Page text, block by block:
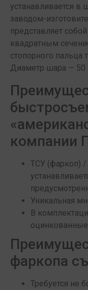
устанавливается в
заводом-
представляет
квадратным
стопорного пальца
Диаметр шара — 50
компании
ТСУ (фаркоп)
Уникальная
В
фаркопа
Требуется не